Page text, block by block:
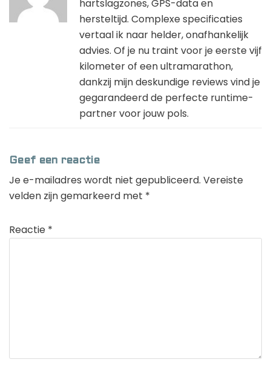
hartslagzones, GPS-data en
hersteltijd. Complexe specificaties
vertaal ik naar helder, onafhankelijk
advies. Of je nu traint voor je eerste vijf
kilometer of een ultramarathon,
dankzij mijn deskundige reviews vind je
gegarandeerd de perfecte runtime-
partner voor jouw pols.
Geef een reactie
Je e-mailadres wordt niet gepubliceerd. Vereiste
velden zijn gemarkeerd met *
Reactie *